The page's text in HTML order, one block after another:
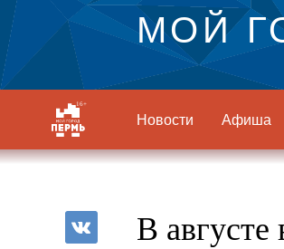
МОЙ
Новости Афиша
В